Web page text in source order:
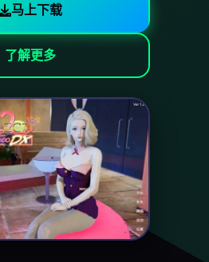
马上下载
了解更多